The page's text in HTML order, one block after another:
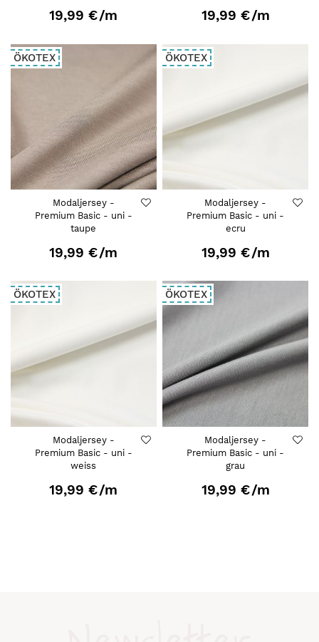
19,99 €/m 19,99 €/m
ÖKOTEX
Modaljersey -
Premium Basic - uni -
taupe
19,99 €/m
ÖKOTEX
Modaljersey -
Premium Basic - uni -
ecru
19,99 €/m
ÖKOTEX
Modaljersey -
Premium Basic - uni -
weiss
19,99 €/m
ÖKOTEX
Modaljersey -
Premium Basic - uni -
grau
19,99 €/m